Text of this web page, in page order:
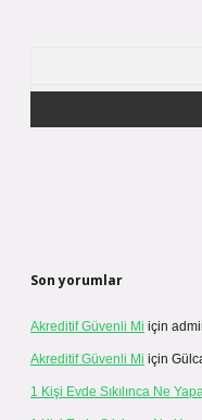
Son yorumlar
Akreditif Güvenli Mi için
Akreditif Güvenli Mi için
1 Kişi Evde Sıkılınca Ne